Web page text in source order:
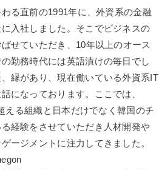
る直前の1991年に、外資系の金融
入社しました。そこでビジネスの
せていただき、10年以上のオース
の勤務時代には英語漬けの毎日でし
縁があり、現在働いている外資系IT
になっております。ここでは、
える組織と日本だけでなく韓国のチ
経験をさせていただき人材開発や
ージメントに注力してきました。